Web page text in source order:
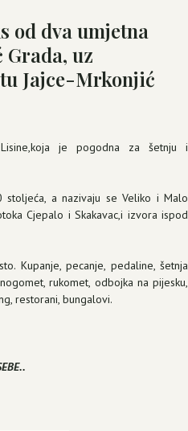
od dva umjetna
uz
Jajce-Mrkonjić
je pogodna za šetnju i
stoljeća, a nazivaju se Veliko i Malo
Cjepalo i Skakavac,i izvora ispod
Kupanje, pecanje, pedaline, šetnja
rukomet, odbojka na pijesku,
restorani, bungalovi.